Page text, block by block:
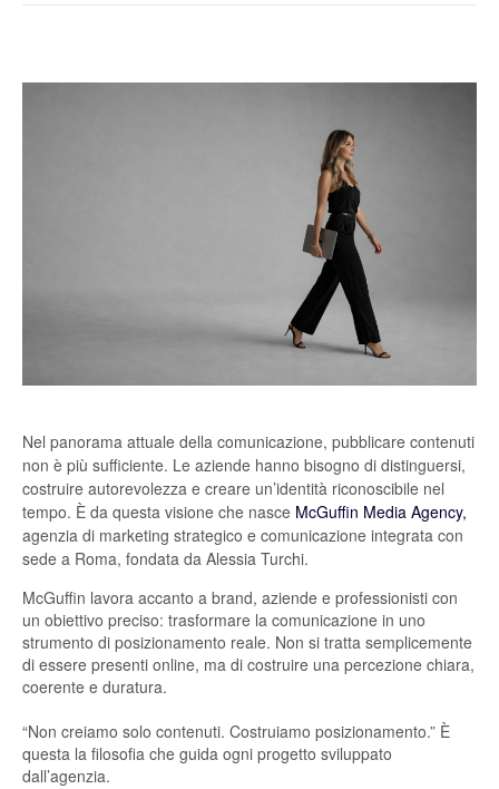
Nel panorama attuale della comunicazione, pubblicare contenuti
non è più sufficiente. Le aziende hanno bisogno di distinguersi,
costruire autorevolezza e creare un’identità riconoscibile nel
tempo. È da questa visione che nasce McGuffin Media Agency,
agenzia di marketing strategico e comunicazione integrata con
sede a Roma, fondata da Alessia Turchi.
McGuffin lavora accanto a brand, aziende e professionisti con
un obiettivo preciso: trasformare la comunicazione in uno
strumento di posizionamento reale. Non si tratta semplicemente
di essere presenti online, ma di costruire una percezione chiara,
coerente e duratura.
“Non creiamo solo contenuti. Costruiamo posizionamento.” È
questa la filosofia che guida ogni progetto sviluppato
dall’agenzia.